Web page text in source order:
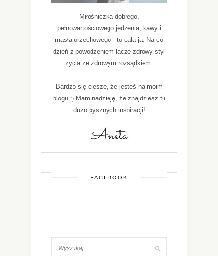
Miłośniczka dobrego,
pełnowartościowego jedzenia, kawy i
masła orzechowego - to cała ja. Na co
dzień z powodzeniem łączę zdrowy styl
życia ze zdrowym rozsądkiem.
Bardzo się cieszę, że jesteś na moim
blogu :) Mam nadzieję, że znajdziesz tu
dużo pysznych inspiracji!
FACEBOOK